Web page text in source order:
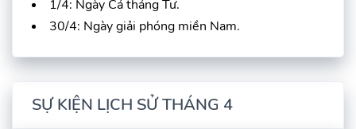
1/4: Ngày Cá tháng Tư.
30/4: Ngày giải phóng miền Nam.
SỰ KIỆN LỊCH SỬ THÁNG 4